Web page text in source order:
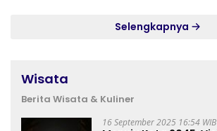
Selengkapnya
Wisata
Berita Wisata & Kuliner
16 September 2025 16:54 WIB